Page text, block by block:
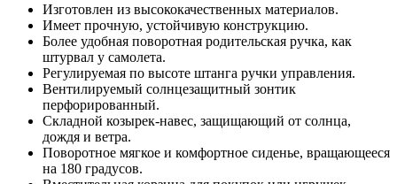
Изготовлен из высококачественных материалов.
Имеет прочную, устойчивую конструкцию.
Более удобная поворотная родительская ручка, как
штурвал у самолета.
Регулируемая по высоте штанга ручки управления.
Вентилируемый солнцезащитный зонтик
перфорированный.
Складной козырек-навес, защищающий от солнца,
дождя и ветра.
Поворотное мягкое и комфортное сиденье, вращающееся
на 180 градусов.